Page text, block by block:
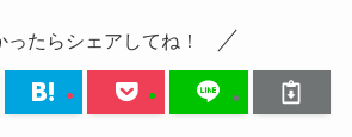
ったらシェアしてね！